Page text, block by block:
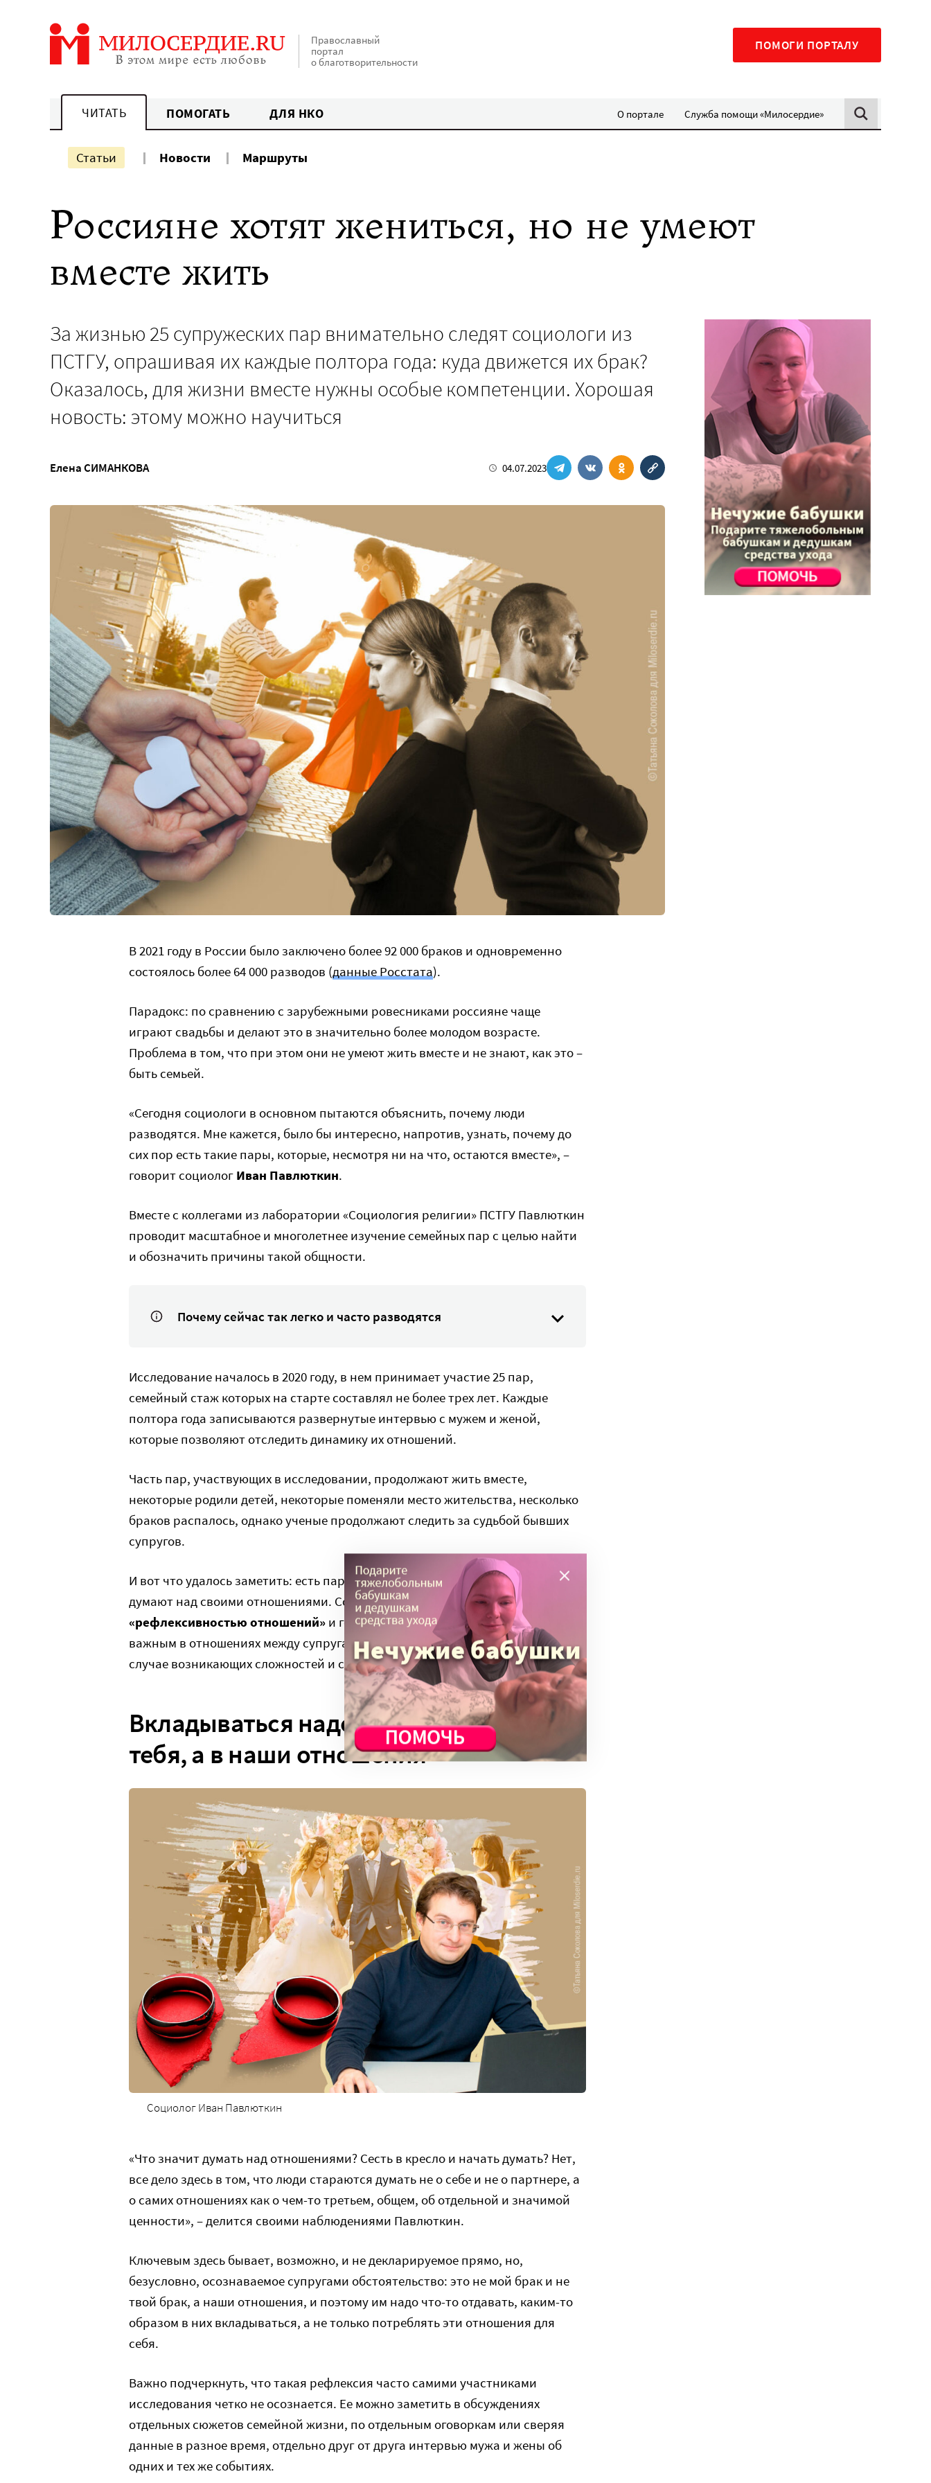
Православный
портал
о благотворительности
ПОМОГИ ПОРТАЛУ
ЧИТАТЬ ПОМОГАТЬ ДЛЯ НКО О портале Служба помощи «Милосердие»
Статьи Новости Маршруты
Россияне хотят жениться, но не умеют
вместе жить
За жизнью 25 супружеских пар внимательно следят социологи из
ПСТГУ, опрашивая их каждые полтора года: куда движется их брак?
Оказалось, для жизни вместе нужны особые компетенции. Хорошая
новость: этому можно научиться
Елена СИМАНКОВА 04.07.2023
В 2021 году в России было заключено более 92 000 браков и одновременно
состоялось более 64 000 разводов (данные Росстата).
Парадокс: по сравнению с зарубежными ровесниками россияне чаще
играют свадьбы и делают это в значительно более молодом возрасте.
Проблема в том, что при этом они не умеют жить вместе и не знают, как это –
быть семьей.
«Сегодня социологи в основном пытаются объяснить, почему люди
разводятся. Мне кажется, было бы интересно, напротив, узнать, почему до
сих пор есть такие пары, которые, несмотря ни на что, остаются вместе», –
говорит социолог Иван Павлюткин.
Вместе с коллегами из лаборатории «Социология религии» ПСТГУ Павлюткин
проводит масштабное и многолетнее изучение семейных пар с целью найти
и обозначить причины такой общности.
Почему сейчас так легко и часто разводятся
Исследование началось в 2020 году, в нем принимает участие 25 пар,
семейный стаж которых на старте составлял не более трех лет. Каждые
полтора года записываются развернутые интервью с мужем и женой,
которые позволяют отследить динамику их отношений.
Часть пар, участвующих в исследовании, продолжают жить вместе,
некоторые родили детей, некоторые поменяли место жительства, несколько
браков распалось, однако ученые продолжают следить за судьбой бывших
супругов.
И вот что удалось заметить: есть пары, которые чаще и активнее других
думают над своими отношениями. Социологи назвали этот навык
«рефлексивностью отношений» и говорят, что он может стать очень
важным в отношениях между супругами, может помочь сохранить брак в
случае возникающих сложностей и сделать его более продуктивным.
Вкладываться надо не в меня или в
тебя, а в наши отношения
Социолог Иван Павлюткин
«Что значит думать над отношениями? Сесть в кресло и начать думать? Нет,
все дело здесь в том, что люди стараются думать не о себе и не о партнере, а
о самих отношениях как о чем-то третьем, общем, об отдельной и значимой
ценности», – делится своими наблюдениями Павлюткин.
Ключевым здесь бывает, возможно, и не декларируемое прямо, но,
безусловно, осознаваемое супругами обстоятельство: это не мой брак и не
твой брак, а наши отношения, и поэтому им надо что-то отдавать, каким-то
образом в них вкладываться, а не только потреблять эти отношения для
себя.
Важно подчеркнуть, что такая рефлексия часто самими участниками
исследования четко не осознается. Ее можно заметить в обсуждениях
отдельных сюжетов семейной жизни, по отдельным оговоркам или сверяя
данные в разное время, отдельно друг от друга интервью мужа и жены об
одних и тех же событиях.